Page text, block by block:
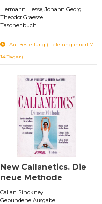
Hermann Hesse, Johann Georg
Theodor Graesse
Taschenbuch
Auf Bestellung (Lieferung innert 7-
14 Tagen)
New Callanetics. Die
neue Methode
Callan Pinckney
Gebundene Ausgabe